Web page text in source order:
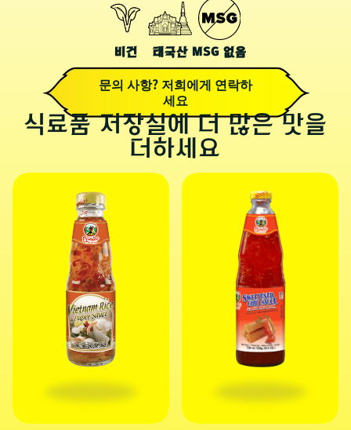
비건 태국산 MSG 없음
문의 사항? 저희에게 연락하
세요
식료품 저장실에 더 많은 맛을
더하세요